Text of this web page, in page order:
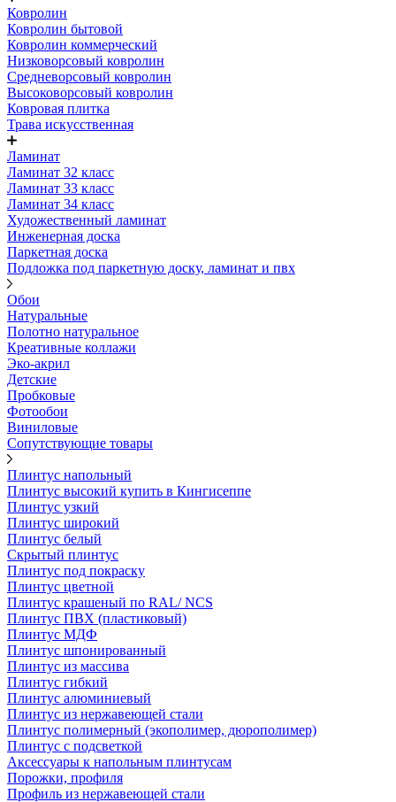
Ковролин
Ковролин бытовой
Ковролин коммерческий
Низковорсовый ковролин
Средневорсовый ковролин
Высоковорсовый ковролин
Ковровая плитка
Трава искусственная
Ламинат
Ламинат 32 класс
Ламинат 33 класс
Ламинат 34 класс
Художественный ламинат
Инженерная доска
Паркетная доска
Подложка под паркетную доску, ламинат и пвх
Обои
Натуральные
Полотно натуральное
Креативные коллажи
Эко-акрил
Детские
Пробковые
Фотообои
Виниловые
Сопутствующие товары
Плинтус напольный
Плинтус высокий купить в Кингисеппе
Плинтус узкий
Плинтус широкий
Плинтус белый
Скрытый плинтус
Плинтус под покраску
Плинтус цветной
Плинтус крашеный по RAL/ NCS
Плинтус ПВХ (пластиковый)
Плинтус МДФ
Плинтус шпонированный
Плинтус из массива
Плинтус гибкий
Плинтус алюминиевый
Плинтус из нержавеющей стали
Плинтус полимерный (экополимер, дюрополимер)
Плинтус с подсветкой
Аксессуары к напольным плинтусам
Порожки, профиля
Профиль из нержавеющей стали